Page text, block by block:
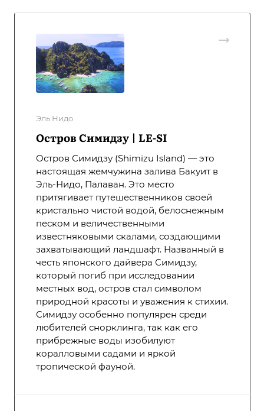
Эль Нидо
Остров Симидзу | LE-SI
Остров Симидзу (Shimizu Island) — это
настоящая жемчужина залива Бакуит в
Эль-Нидо, Палаван. Это место
притягивает путешественников своей
кристально чистой водой, белоснежным
песком и величественными
известняковыми скалами, создающими
захватывающий ландшафт. Названный в
честь японского дайвера Симидзу,
который погиб при исследовании
местных вод, остров стал символом
природной красоты и уважения к стихии.
Симидзу особенно популярен среди
любителей снорклинга, так как его
прибрежные воды изобилуют
коралловыми садами и яркой
тропической фауной.